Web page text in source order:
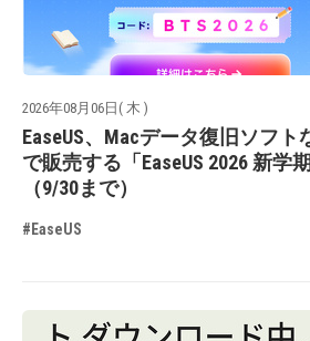
2026年08月06日( 木 )
EaseUS、Macデータ復旧ソフト
で販売する「EaseUS 2026 新学
（9/30まで）
#EaseUS